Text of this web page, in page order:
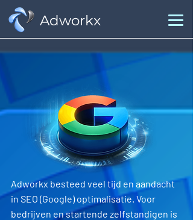
Adworkx
Adworkx besteed veel tijd en aandacht
in SEO (Google) optimalisatie. Voor
bedrijven en startende zelfstandigen is